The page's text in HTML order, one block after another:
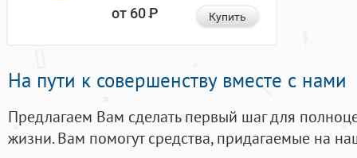
от 60Р Купить
На пути к совершенству вместе с нами
Предлагаем Вам сделать первый шаг для
жизни. Вам помогут средства, придагаемые на